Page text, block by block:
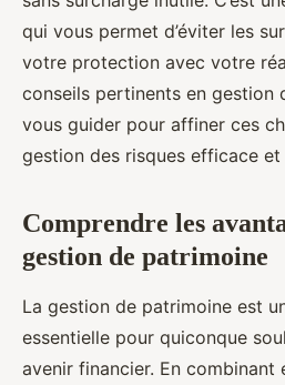
qui vous permet d’éviter les
votre protection avec votre
conseils pertinents en gestion
vous guider pour affiner ces
gestion des risques efficace et
Comprendre les
gestion de patrimoine
La gestion de patrimoine est
essentielle pour quiconque
avenir financier. En